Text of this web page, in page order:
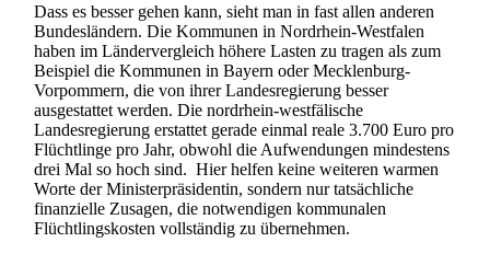
Dass es besser gehen kann, sieht man in fast allen anderen
Bundesländern. Die Kommunen in Nordrhein-Westfalen
haben im Ländervergleich höhere Lasten zu tragen als zum
Beispiel die Kommunen in Bayern oder Mecklenburg-
Vorpommern, die von ihrer Landesregierung besser
ausgestattet werden. Die nordrhein-westfälische
Landesregierung erstattet gerade einmal reale 3.700 Euro pro
Flüchtlinge pro Jahr, obwohl die Aufwendungen mindestens
drei Mal so hoch sind. Hier helfen keine weiteren warmen
Worte der Ministerpräsidentin, sondern nur tatsächliche
finanzielle Zusagen, die notwendigen kommunalen
Flüchtlingskosten vollständig zu übernehmen.